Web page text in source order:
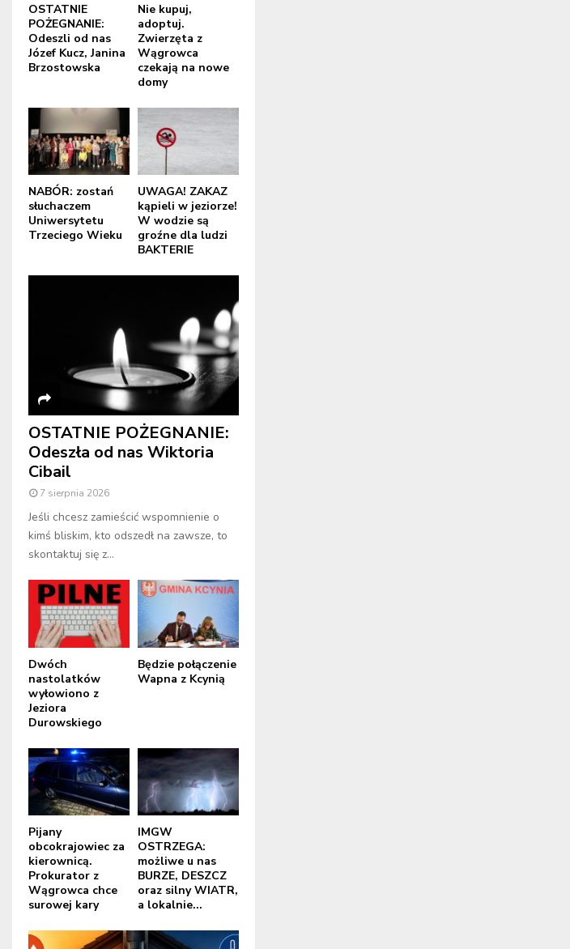
OSTATNIE
POŻEGNANIE:
Odeszli od nas
Józef Kucz, Janina
Brzostowska
Nie kupuj,
adoptuj.
Zwierzęta z
Wągrowca
czekają na nowe
domy
NABÓR: zostań
słuchaczem
Uniwersytetu
Trzeciego Wieku
UWAGA! ZAKAZ
kąpieli w jeziorze!
W wodzie są
groźne dla ludzi
BAKTERIE
OSTATNIE POŻEGNANIE:
Odeszła od nas Wiktoria
Cibail
7 sierpnia 2026
Jeśli chcesz zamieścić wspomnienie o
kimś bliskim, kto odszedł na zawsze, to
skontaktuj się z...
Dwóch
nastolatków
wyłowiono z
Jeziora
Durowskiego
Będzie połączenie
Wapna z Kcynią
Pijany
obcokrajowiec za
kierownicą.
Prokurator z
Wągrowca chce
surowej kary
IMGW
OSTRZEGA:
możliwe u nas
BURZE, DESZCZ
oraz silny WIATR,
a lokalnie...